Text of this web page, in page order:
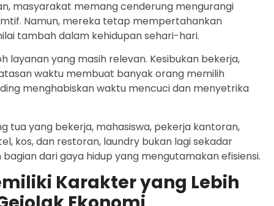
masyarakat memang cenderung mengurangi
Namun, mereka tetap mempertahankan
tambah dalam kehidupan sehari-hari.
layanan yang masih relevan. Kesibukan bekerja,
waktu membuat banyak orang memilih
menghabiskan waktu mencuci dan menyetrika
tua yang bekerja, mahasiswa, pekerja kantoran,
kos, dan restoran, laundry bukan lagi sekadar
dari gaya hidup yang mengutamakan efisiensi.
Karakter yang Lebih